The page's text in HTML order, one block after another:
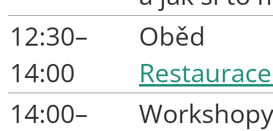
12:30–
14:00
Oběd
14:00–